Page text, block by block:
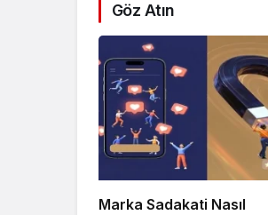
Göz Atın
Marka Sadakati Nasıl